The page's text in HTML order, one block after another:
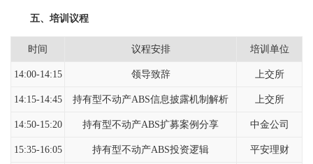
五、培训议程
时间 议程安排 培训单位
14:00-14:15 领导致辞 上交所
14:15-14:45 持有型不动产ABS信息披露机制解析 上交所
14:50-15:20 持有型不动产ABS扩募案例分享 中金公司
15:35-16:05 持有型不动产ABS投资逻辑 平安理财